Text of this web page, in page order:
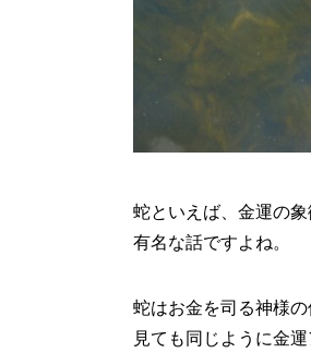
蛇といえば、金運の
有名な話ですよね。
蛇はお金を司る神様
見ても同じように金